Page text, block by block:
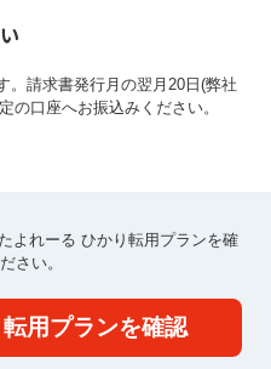
。請求書発行月の翌月20日(弊社
の口座へお振込みください。
よれーる ひかり転用プランを確
さい。
用プランを確認